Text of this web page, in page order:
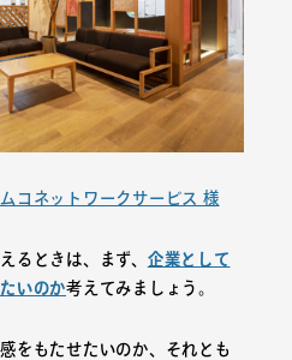
コネットワークサービス 様
るときは、まず、 企業として
いのか考えてみましょう。
をもたせたいのか、それとも